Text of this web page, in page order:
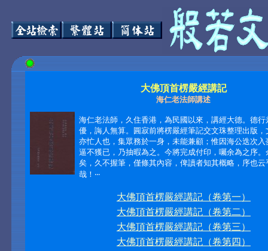
大佛頂首楞嚴經講記
海仁老法師講述
海仁老法師，久住香港，為民國以來，講經大德。德行
優，誨人無算。圓寂前將楞嚴經筆記交文珠整理出版，
亦忙人也，集眾務於一身，未能兼顧；惟因海公迭次入
逼不獲已，乃抽暇為之。今將完成付印，囑余為之序。
矣，久不握筆，僅條其內容，俾讀者知其概略，序也云
哉！‧‧‧
大佛頂首楞嚴經講記（卷第一）
大佛頂首楞嚴經講記（卷第二）
大佛頂首楞嚴經講記（卷第三）
大佛頂首楞嚴經講記（卷第四）